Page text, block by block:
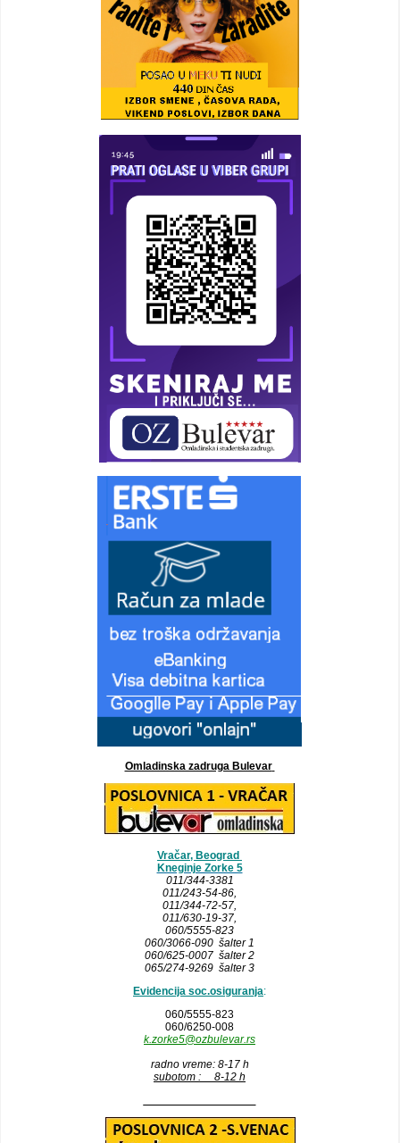
Omladinska zadruga Bulevar
Vračar, Beograd
Kneginje Zorke 5
011/344-3381
011/243-54-86,
011/344-72-57,
011/630-19-37,
060/5555-823
060/3066-090 šalter 1
060/625-0007 šalter 2
065/274-9269 šalter 3
Evidencija soc.osiguranja:
060/5555-823
060/6250-008
k.zorke5@ozbulevar.rs
radno vreme: 8-17 h
subotom : 8-12 h